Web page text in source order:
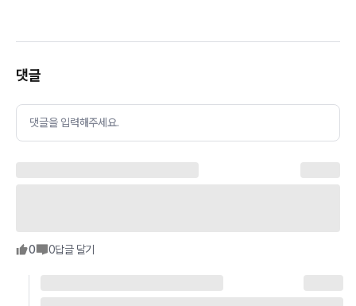
댓글
댓글을 입력해주세요.
0 0답글 달기